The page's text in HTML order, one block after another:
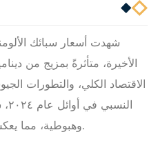
شهدت أسعار سبائك
الأخيرة، متأثرةً بمزيج من
الاقتصاد الكلي، والتطورات
وهبوطية، مما يعكس التفاعل المعقد لقوى السوق.